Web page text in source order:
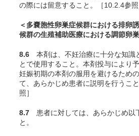
の際には留意すること。［10.2.4参照
＜多嚢胞性卵巣症候群における排卵
候群の生殖補助医療における調節卵
8.6 本剤は、不妊治療に十分な知識
とで使用すること。本剤投与により
妊娠初期の本剤の服用を避けるため
て、あらかじめ患者に説明を行うこ
照］
8.7 患者に対しては、あらかじめ以
と。